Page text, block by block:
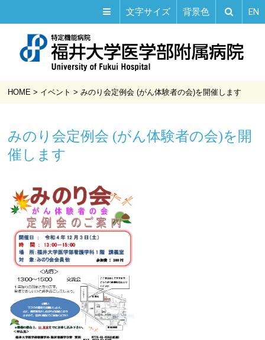
文字サイズ 背景色 EN
HOME > イベント >みのり会定例会 (がん体験者の会)を開催します
みのり会定例会 (がん体験者の会)を開
催します